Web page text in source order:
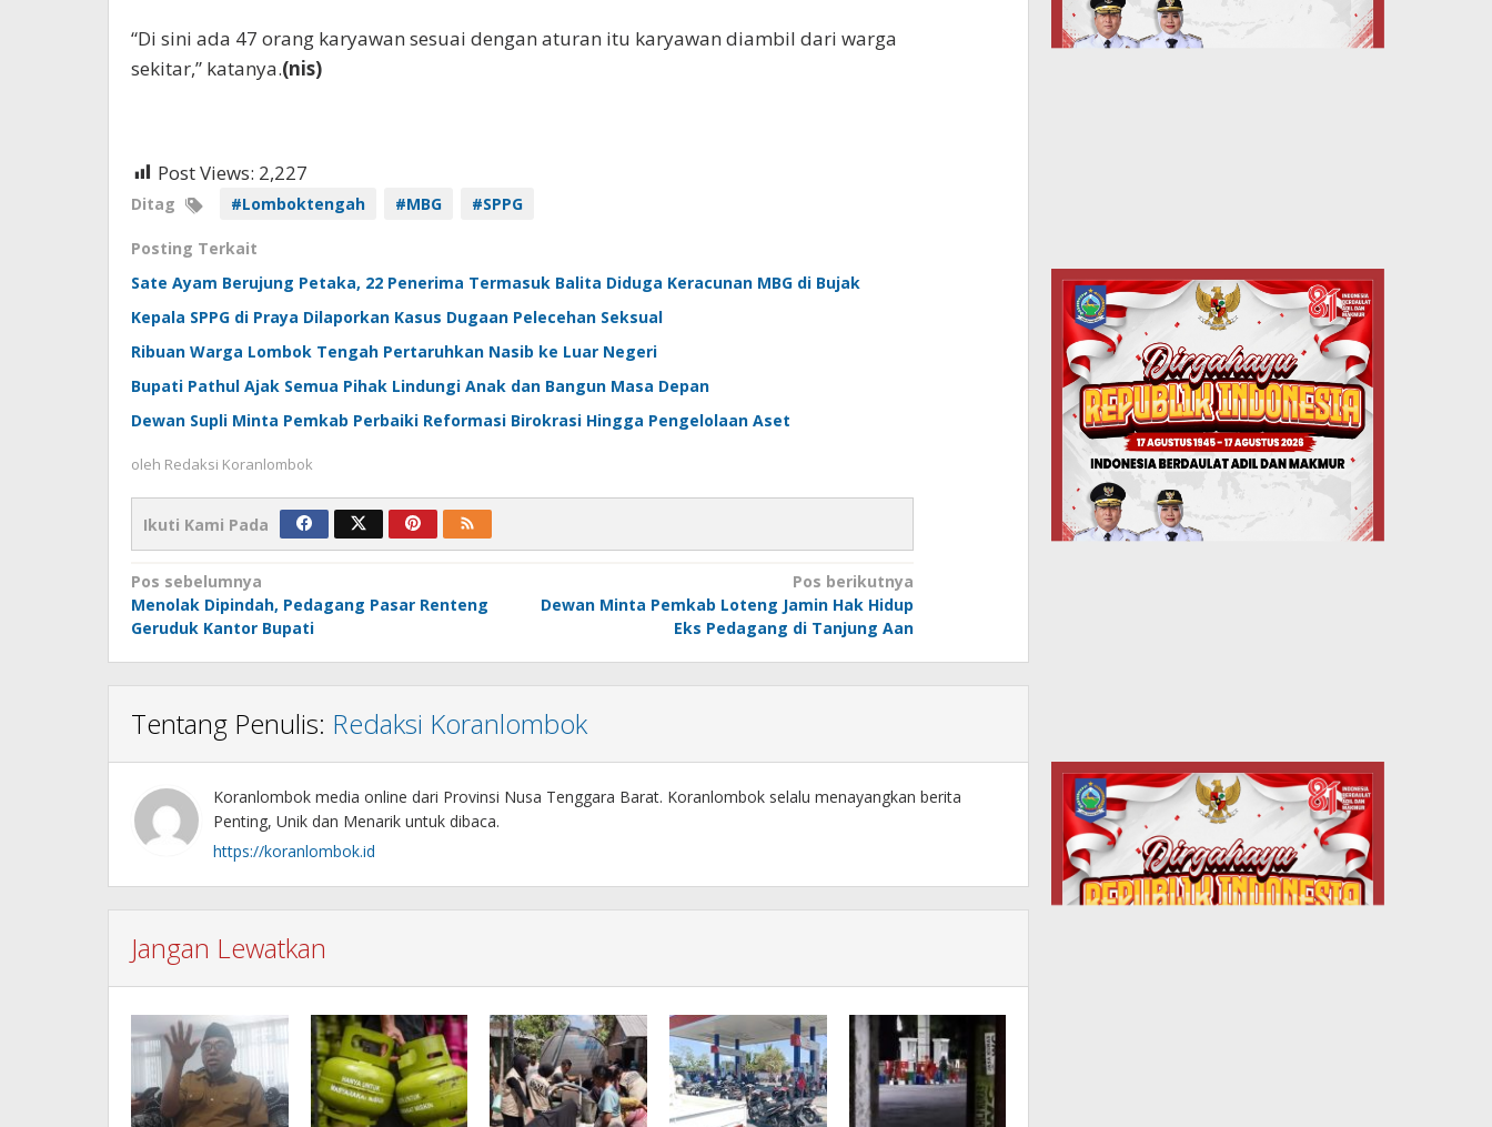
“Di sini ada 47 orang karyawan sesuai dengan aturan itu karyawan diambil dari warga
sekitar,” katanya.(nis)
Post Views: 2,227
Ditag #Lomboktengah #MBG #SPPG
Posting Terkait
Sate Ayam Berujung Petaka, 22 Penerima Termasuk Balita Diduga Keracunan MBG di Bujak
Kepala SPPG di Praya Dilaporkan Kasus Dugaan Pelecehan Seksual
Ribuan Warga Lombok Tengah Pertaruhkan Nasib ke Luar Negeri
Bupati Pathul Ajak Semua Pihak Lindungi Anak dan Bangun Masa Depan
Dewan Supli Minta Pemkab Perbaiki Reformasi Birokrasi Hingga Pengelolaan Aset
oleh Redaksi Koranlombok
Ikuti Kami Pada
Navigasi
pos
Pos sebelumnya
Menolak Dipindah, Pedagang Pasar Renteng
Geruduk Kantor Bupati
Pos berikutnya
Dewan Minta Pemkab Loteng Jamin Hak Hidup
Eks Pedagang di Tanjung Aan
Tentang Penulis: Redaksi Koranlombok
Koranlombok media online dari Provinsi Nusa Tenggara Barat. Koranlombok selalu menayangkan berita
Penting, Unik dan Menarik untuk dibaca.
https://koranlombok.id
Jangan Lewatkan